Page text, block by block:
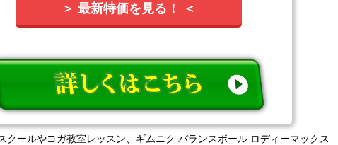
＞ 最新特価を見る！ ＜
クールやヨガ教室レッスン、ギムニク バランスボール ロディーマックス